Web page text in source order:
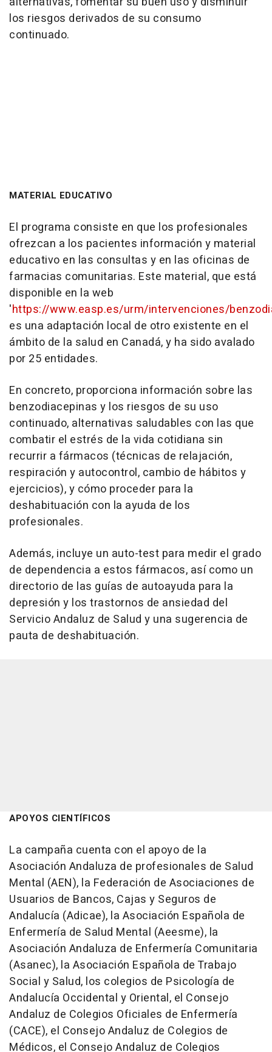
los riesgos derivados de su consumo
continuado.
MATERIAL EDUCATIVO
El programa consiste en que los profesionales
ofrezcan a los pacientes información y material
educativo en las consultas y en las oficinas de
farmacias comunitarias. Este material, que está
disponible en la web
'https://www.easp.es/urm/intervenciones/
es una adaptación local de otro existente en el
ámbito de la salud en Canadá, y ha sido avalado
por 25 entidades.
En concreto, proporciona información sobre las
benzodiacepinas y los riesgos de su uso
continuado, alternativas saludables con las que
combatir el estrés de la vida cotidiana sin
recurrir a fármacos (técnicas de relajación,
respiración y autocontrol, cambio de hábitos y
ejercicios), y cómo proceder para la
deshabituación con la ayuda de los
profesionales.
Además, incluye un auto-test para medir el grado
de dependencia a estos fármacos, así como un
directorio de las guías de autoayuda para la
depresión y los trastornos de ansiedad del
Servicio Andaluz de Salud y una sugerencia de
pauta de deshabituación.
APOYOS CIENTÍFICOS
La campaña cuenta con el apoyo de la
Asociación Andaluza de profesionales de Salud
Mental (AEN), la Federación de Asociaciones de
Usuarios de Bancos, Cajas y Seguros de
Andalucía (Adicae), la Asociación Española de
Enfermería de Salud Mental (Aeesme), la
Asociación Andaluza de Enfermería Comunitaria
(Asanec), la Asociación Española de Trabajo
Social y Salud, los colegios de Psicología de
Andalucía Occidental y Oriental, el Consejo
Andaluz de Colegios Oficiales de Enfermería
(CACE), el Consejo Andaluz de Colegios de
Médicos, el Consejo Andaluz de Colegios